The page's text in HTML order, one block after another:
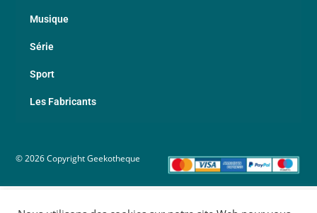
Musique
Série
Sport
Les Fabricants
© 2026 Copyright Geekotheque